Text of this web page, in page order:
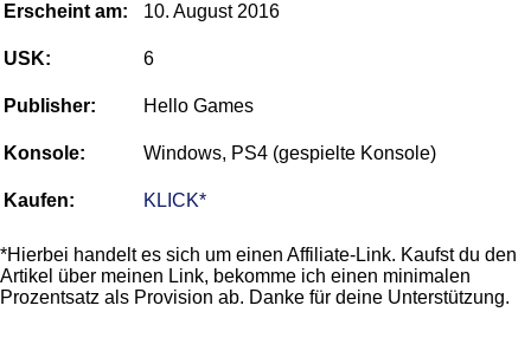
Erscheint am: 10. August 2016
USK: 6
Publisher: Hello Games
Konsole: Windows, PS4 (gespielte Konsole)
Kaufen: KLICK*
*Hierbei handelt es sich um einen Affiliate-Link. Kaufst du den
Artikel über meinen Link, bekomme ich einen minimalen
Prozentsatz als Provision ab. Danke für deine Unterstützung.